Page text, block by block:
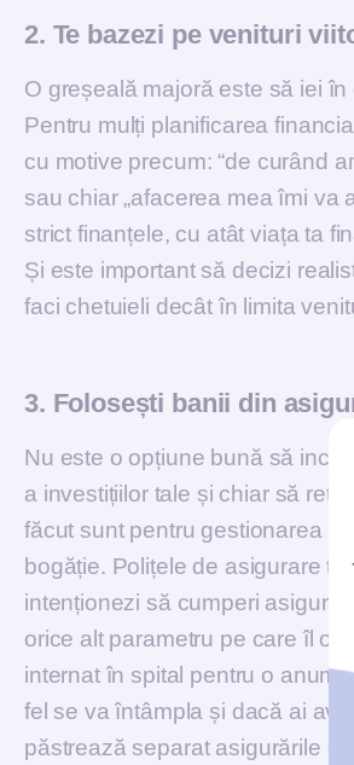
2. Te bazezi pe venituri
O greșeală majoră este să iei
Pentru mulți planificarea
cu motive precum: “de curând
sau chiar „afacerea mea îmi va
strict finanțele, cu atât viața ta
Și este important să decizi
faci chetuieli decât în limita
3. Folosești banii din
Nu este o opțiune bună să
a investițiilor tale și chiar să
făcut sunt pentru gestionarea
bogăție. Polițele de asigurare
intenționezi să cumperi
orice alt parametru pe care îl
internat în spital pentru o
fel se va întâmpla și dacă ai
păstrează separat asigurările